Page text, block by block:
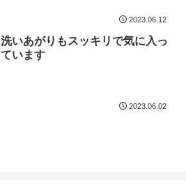
2023.06.12
洗いあがりもスッキリで気に入っ
ています
2023.06.02